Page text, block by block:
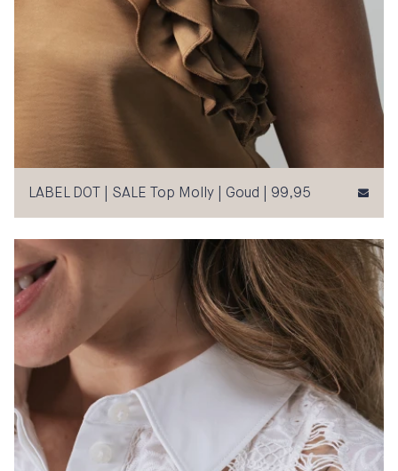
LABEL DOT | SALE Top Molly | Goud | 99,95